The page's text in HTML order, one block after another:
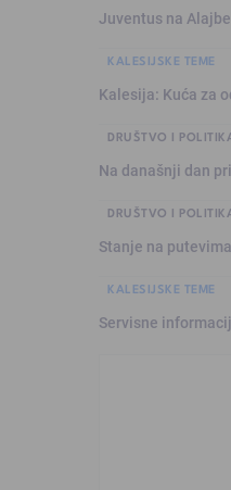
Juventus na
KALESIJSKE TEME
Kalesija: Kuća za
DRUŠTVO I
Na današnji dan
DRUŠTVO I
Stanje na putevima
KALESIJSKE TEME
Servisne